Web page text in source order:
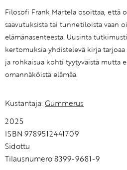
Filosofi Frank Martela osoittaa, että
saavutuksista tai tunnetiloista vaan
elämänasenteesta. Uusinta
kertomuksia yhdistelevä kirja
ja rohkaisua kohti tyytyväistä mutta
omannäköistä elämää.
Kustantaja: Gummerus
2025
ISBN 9789512441709
Sidottu
Tilausnumero 8399-9681-9